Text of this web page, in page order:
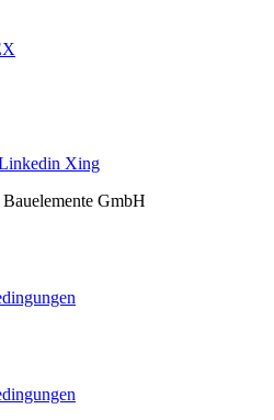
Xing
GmbH